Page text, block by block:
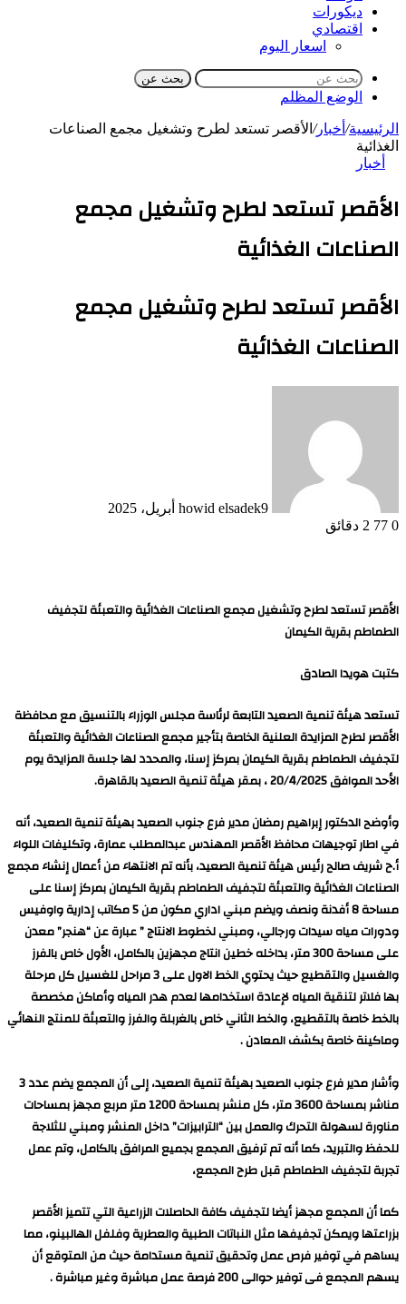
ديكورات
اقتصادي
اسعار اليوم
بحث عن
الوضع المظلم
الرئيسية/ أخبار/ الأقصر تستعد لطرح وتشغيل مجمع الصناعات
الغذائية
أخبار
الأقصر تستعد لطرح وتشغيل مجمع
الصناعات الغذائية
الأقصر تستعد لطرح وتشغيل مجمع
الصناعات الغذائية
howid elsadek9 أبريل، 2025
0
2 دقائق
الأقصر تستعد لطرح وتشغيل مجمع الصناعات الغذائية والتعبئة لتجفيف
الطماطم بقرية الكيمان
كتبت هويدا الصادق
تستعد هيئة تنمية الصعيد التابعة لرئاسة مجلس الوزراء بالتنسيق مع محافظة
الأقصر لطرح المزايدة العلنية الخاصة بتأجير مجمع الصناعات الغذائية والتعبئة
لتجفيف الطماطم بقرية الكيمان بمركز إسنا، والمحدد لها جلسة المزايدة يوم
الأحد الموافق 20/4/2025 ، بمقر هيئة تنمية الصعيد بالقاهرة.
وأوضح الدكتور إبراهيم رمضان مدير فرع جنوب الصعيد بهيئة تنمية الصعيد، أنه
في اطار توجيهات محافظ الأقصر المهندس عبدالمطلب عمارة، وتكليفات اللواء
أ.ح شريف صالح رئيس هيئة تنمية الصعيد، بأنه تم الانتهاء من أعمال إنشاء مجمع
الصناعات الغذائية والتعبئة لتجفيف الطماطم بقرية الكيمان بمركز إسنا على
مساحة 8 أفدنة ونصف ويضم مبني اداري مكون من 5 مكاتب إدارية واوفيس
ودورات مياه سيدات ورجالي، ومبني لخطوط الانتاج ” عبارة عن “هنجر” معدن
على مساحة 300 متر، بداخله خطين انتاج مجهزين بالكامل، الأول خاص بالفرز
والغسيل والتقطيع حيث يحتوي الخط الاول على 3 مراحل للغسيل كل مرحلة
بها فلاتر لتنقية المياه لإعادة استخدامها لعدم هدر المياه وأماكن مخصصة
بالخط خاصة بالتقطيع، والخط الثاني خاص بالغربلة والفرز والتعبئة للمنتج النهائي
وماكينة خاصة بكشف المعادن .
وأشار مدير فرع جنوب الصعيد بهيئة تنمية الصعيد، إلى أن المجمع يضم عدد 3
مناشر بمساحة 3600 متر، كل منشر بمساحة 1200 متر مربع مجهز بمساحات
مناورة لسهولة التحرك والعمل بين “الترابيزات” داخل المنشر ومبني للثلاجة
للحفظ والتبريد، كما أنه تم ترفيق المجمع بجميع المرافق بالكامل، وتم عمل
تجربة لتجفيف الطماطم قبل طرح المجمع،
كما أن المجمع مجهز أيضا لتجفيف كافة الحاصلات الزراعية التي تتميز الأقصر
بزراعتها ويمكن تجفيفها مثل النباتات الطبية والعطرية وفلفل الهالبينو، مما
يساهم في توفير فرص عمل وتحقيق تنمية مستدامة حيث من المتوقع أن
يسهم المجمع فى توفير حوالى 200 فرصة عمل مباشرة وغير مباشرة .